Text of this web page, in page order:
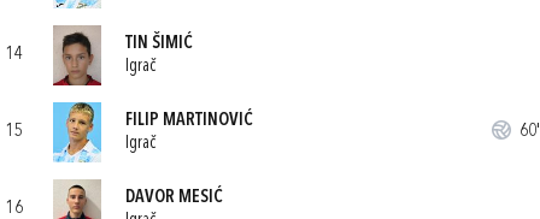
14
TIN ŠIMIĆ
Igrač
15
FILIP MARTINOVIĆ
Igrač
60'
16
DAVOR MESIĆ